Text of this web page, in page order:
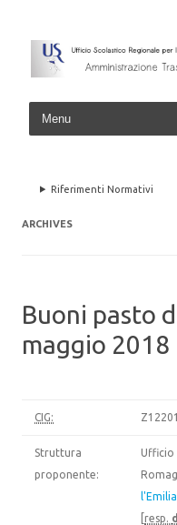
Riferimenti Normativi
ARCHIVES
Buoni pasto
maggio 2018
CIG:
Struttura
proponente:
Ufficio
resp.